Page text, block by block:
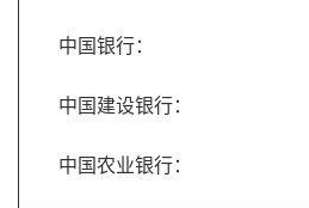
中国银行：
中国建设银行：
中国农业银行：